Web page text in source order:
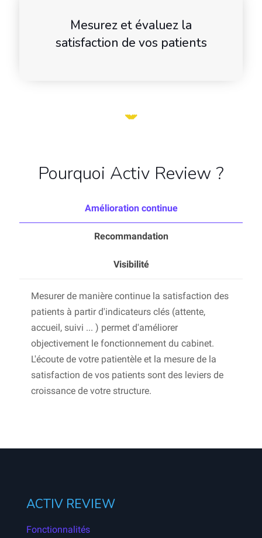
Mesurez et évaluez la
satisfaction de vos patients
Pourquoi Activ Review ?
Amélioration continue
Recommandation
Visibilité
Mesurer de manière continue la satisfaction des
patients à partir d'indicateurs clés (attente,
accueil, suivi ... ) permet d'améliorer
objectivement le fonctionnement du cabinet.
L'écoute de votre patientèle et la mesure de la
satisfaction de vos patients sont des leviers de
croissance de votre structure.
ACTIV REVIEW
Fonctionnalités